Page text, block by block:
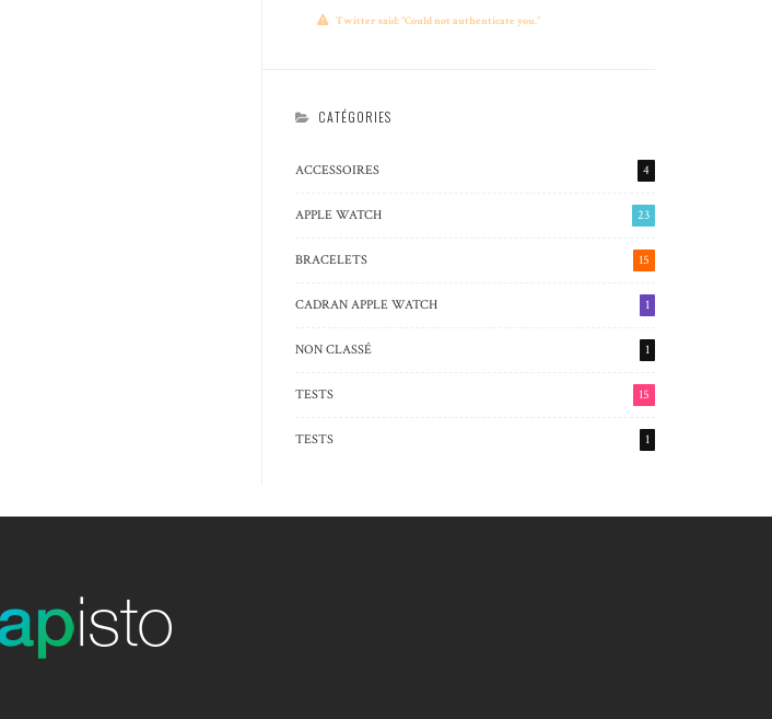
Twitter said: "Could not authenticate you."
CATÉGORIES
ACCESSOIRES 4
APPLE WATCH 23
BRACELETS 15
CADRAN APPLE WATCH 1
NON CLASSÉ 1
TESTS 15
TESTS 1